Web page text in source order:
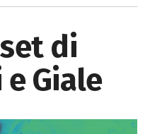
di
e Giale